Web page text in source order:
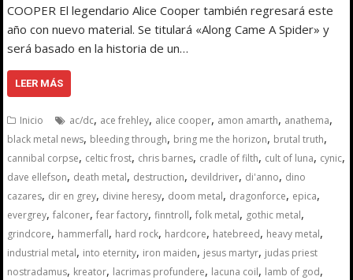
COOPER El legendario Alice Cooper también regresará este
año con nuevo material. Se titulará «Along Came A Spider» y
será basado en la historia de un…
LEER MÁS
Inicio ac/dc, ace frehley, alice cooper, amon amarth, anathema,
black metal news, bleeding through, bring me the horizon, brutal truth,
cannibal corpse, celtic frost, chris barnes, cradle of filth, cult of luna, cynic,
dave ellefson, death metal, destruction, devildriver, di'anno, dino
cazares, dir en grey, divine heresy, doom metal, dragonforce, epica,
evergrey,falconer,fear factory,finntroll,folk metal, gothic metal,
grindcore, hammerfall, hard rock, hardcore, hatebreed, heavy metal,
industrial metal, into eternity, iron maiden, jesus martyr, judas priest
nostradamus, kreator, lacrimas profundere, lacuna coil, lamb of god,